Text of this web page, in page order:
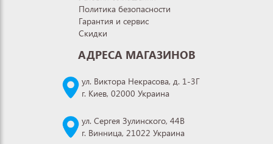
Политика безопасности
Гарантия и сервис
Скидки
АДРЕСА МАГАЗИНОВ
ул. Виктора Некрасова, д. 1-3Г
г. Киев, 02000 Украина
ул. Сергея Зулинского, 44В
г. Винница, 21022 Украина